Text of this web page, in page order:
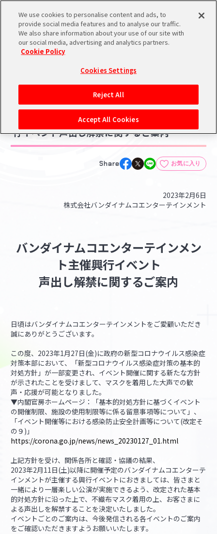
スケジュール 検索
バンダイナムコIDで
アイドルマスター ポータルへの登録について
シリアルコード・
あいことば
活動履歴
Pレポ
マイスケジュール メモ
マイデスク設定変更 バンダイナムコID Link設定
ニュース
ライブ・イベント
2023.02.06
バンダイナムコエンターテインメント主催興
行イベント声出し解禁に関するご案内
Share お気に入り
2023年2月6日
株式会社バンダイナムコエンターテインメント
バンダイナムコエンターテインメン
ト主催興行イベント
声出し解禁に関するご案内
日頃はバンダイナムコエンターテインメントをご愛顧いただき
誠にありがとうございます。
この度、2023年1月27日(金)に政府の新型コロナウイルス感染症
対策本部において、「新型コロナウイルス感染症対策の基本的
対処方針」が一部変更され、イベント開催に関する新たな方針
が示されたことを受けまして、マスクを着用した大声での歓
声・応援が可能となりました。
▼内閣官房ホームページ：「基本的対処方針に基づくイベント
の開催制限、施設の使用制限等に係る留意事項等について」、
「イベント開催等における感染防止安全計画等について(改定そ
の９)」
https://corona.go.jp/news/news_20230127_01.html
上記方針を受け、関係各所と確認・協議の結果、
2023年2月11日(土)以降に開催予定のバンダイナムコエンターテ
インメントが主催する興行イベントにおきましては、皆さまと
一緒により一層楽しい公演が実施できるよう、改定された基本
的対処方針に沿った上で、不織布マスク着用の上、お客さまに
よる声出しを解禁することを決定いたしました。
イベントごとのご案内は、今後発信される各イベントのご案内
をご確認いただきますようお願いいたします。
We use cookies to personalise content and ads, to
provide social media features and to analyse our traffic.
We also share information about your use of our site with
our social media, advertising and analytics partners.
Cookie Policy
Cookies Settings
Reject All
Accept All Cookies